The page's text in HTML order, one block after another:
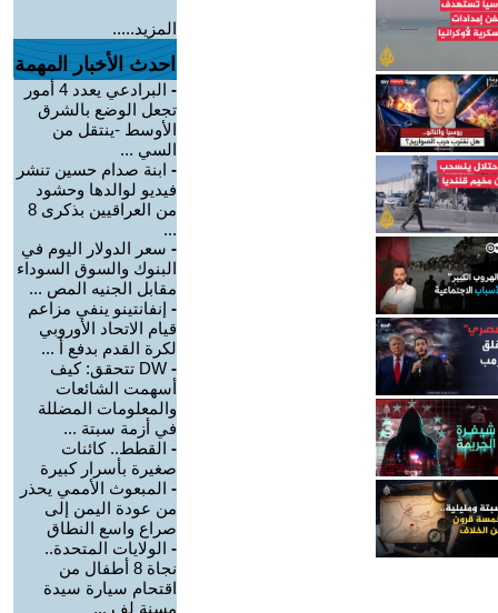
المزيد.....
احدث الأخبار المهمة
-
البرادعي يعدد 4 أمور
تجعل الوضع بالشرق
الأوسط -ينتقل من
السي ...
- ابنة صدام حسين تنشر
فيديو لوالدها وحشود
من العراقيين بذكرى 8
...
- سعر الدولار اليوم في
البنوك والسوق السوداء
مقابل الجنيه المص ...
- إنفانتينو ينفي مزاعم
قيام الاتحاد الأوروبي
لكرة القدم بدفع أ ...
-
DW تتحقق: كيف
أسهمت الشائعات
والمعلومات المضللة
في أزمة سبتة ...
- القطط.. كائنات
صغيرة بأسرار كبيرة
- المبعوث الأممي يحذر
من عودة اليمن إلى
صراع واسع النطاق
- الولايات المتحدة..
نجاة 8 أطفال من
اقتحام سيارة سيدة
مسنة لف ...